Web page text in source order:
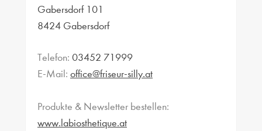
Gabersdorf 101
8424 Gabersdorf
Telefon: 03452 71999
E-Mail: office@friseur-silly.at
Produkte & Newsletter bestellen:
www.labiosthetique.at